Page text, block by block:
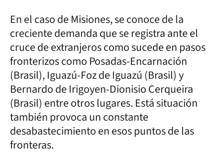
En el caso de Misiones, se conoce de la
creciente demanda que se registra ante el
cruce de extranjeros como sucede en pasos
fronterizos como Posadas-Encarnación
(Brasil), Iguazú-Foz de Iguazú (Brasil) y
Bernardo de Irigoyen-Dionisio Cerqueira
(Brasil) entre otros lugares. Está situación
también provoca un constante
desabastecimiento en esos puntos de las
fronteras.